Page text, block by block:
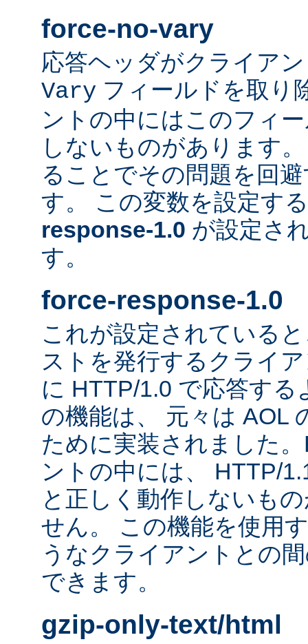
force-no-vary
応答ヘッダがクライア
Vary フィールドを取り
ントの中にはこのフィ
しないものがあります
ることでその問題を回
す。 この変数を設定す
response-1.0 が設定さ
す。
force-response-1.0
これが設定されている
ストを発行するクライ
に HTTP/1.0 で応答す
の機能は、 元々は AOL
ために実装されました
ントの中には、 HTTP/
と正しく動作しないも
せん。 この機能を使用
うなクライアントとの
できます。
gzip-only-text/html